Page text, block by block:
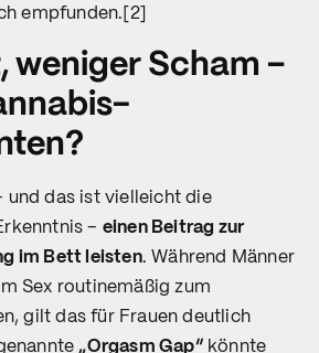
empfunden.[2]
weniger Scham –
und das ist vielleicht die
– einen Beitrag zur
im Bett leisten. Während Männer
Sex routinemäßig zum
gilt das für Frauen deutlich
„Orgasm Gap“könnte